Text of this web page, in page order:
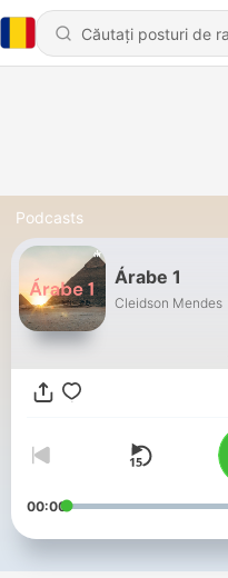
Podcasts
Árabe 1
Cleidson Mendes
00:00